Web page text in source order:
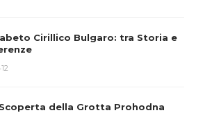
Cirillico Bulgaro: tra Storia e
della Grotta Prohodna